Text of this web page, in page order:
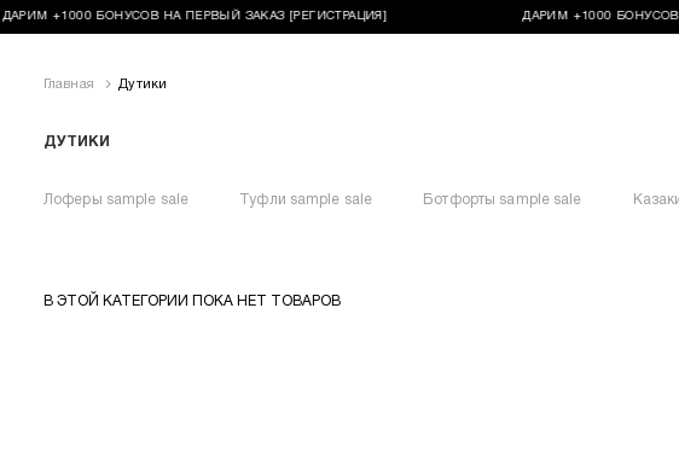
ДАРИМ +1000 БОНУСОВ НА ПЕРВЫЙ ЗАКАЗ [РЕГИСТРАЦИЯ] ДАРИМ +1000 БОНУСОВ
Главная Дутики
ДУТИКИ
Лоферы sample sale Туфли sample sale Ботфорты sample sale
В ЭТОЙ КАТЕГОРИИ ПОКА НЕТ ТОВАРОВ